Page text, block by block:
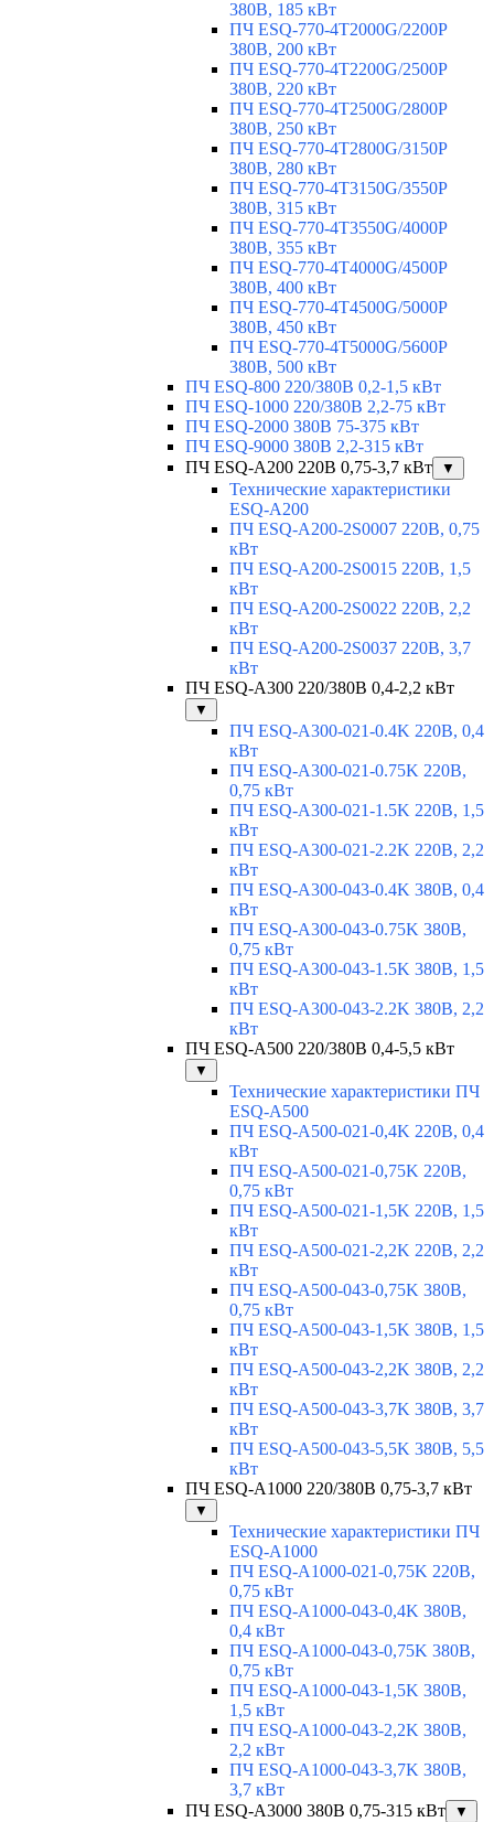
380В, 185 кВт
ПЧ ESQ-770-4T2000G/2200P
380В, 200 кВт
ПЧ ESQ-770-4T2200G/2500P
380В, 220 кВт
ПЧ ESQ-770-4T2500G/2800P
380В, 250 кВт
ПЧ ESQ-770-4T2800G/3150P
380В, 280 кВт
ПЧ ESQ-770-4T3150G/3550P
380В, 315 кВт
ПЧ ESQ-770-4T3550G/4000P
380В, 355 кВт
ПЧ ESQ-770-4T4000G/4500P
380В, 400 кВт
ПЧ ESQ-770-4T4500G/5000P
380В, 450 кВт
ПЧ ESQ-770-4T5000G/5600P
380В, 500 кВт
ПЧ ESQ-800 220/380В 0,2-1,5 кВт
ПЧ ESQ-1000 220/380В 2,2-75 кВт
ПЧ ESQ-2000 380В 75-375 кВт
ПЧ ESQ-9000 380В 2,2-315 кВт
ПЧ ESQ-A200 220В 0,75-3,7 кВт
▼
Технические характеристики
ESQ-A200
ПЧ ESQ-A200-2S0007 220В, 0,75
кВт
ПЧ ESQ-A200-2S0015 220В, 1,5
кВт
ПЧ ESQ-A200-2S0022 220В, 2,2
кВт
ПЧ ESQ-A200-2S0037 220В, 3,7
кВт
ПЧ ESQ-A300 220/380В 0,4-2,2 кВт
▼
ПЧ ESQ-A300-021-0.4K 220В, 0,4
кВт
ПЧ ESQ-A300-021-0.75K 220В,
0,75 кВт
ПЧ ESQ-A300-021-1.5K 220В, 1,5
кВт
ПЧ ESQ-A300-021-2.2K 220В, 2,2
кВт
ПЧ ESQ-A300-043-0.4K 380В, 0,4
кВт
ПЧ ESQ-A300-043-0.75K 380В,
0,75 кВт
ПЧ ESQ-A300-043-1.5K 380В, 1,5
кВт
ПЧ ESQ-A300-043-2.2K 380В, 2,2
кВт
ПЧ ESQ-A500 220/380В 0,4-5,5 кВт
▼
Технические характеристики ПЧ
ESQ-A500
ПЧ ESQ-A500-021-0,4K 220В, 0,4
кВт
ПЧ ESQ-A500-021-0,75K 220В,
0,75 кВт
ПЧ ESQ-A500-021-1,5K 220В, 1,5
кВт
ПЧ ESQ-A500-021-2,2K 220В, 2,2
кВт
ПЧ ESQ-A500-043-0,75K 380В,
0,75 кВт
ПЧ ESQ-A500-043-1,5K 380В, 1,5
кВт
ПЧ ESQ-A500-043-2,2K 380В, 2,2
кВт
ПЧ ESQ-A500-043-3,7K 380В, 3,7
кВт
ПЧ ESQ-A500-043-5,5K 380В, 5,5
кВт
ПЧ ESQ-A1000 220/380В 0,75-3,7 кВт
▼
Технические характеристики ПЧ
ESQ-A1000
ПЧ ESQ-A1000-021-0,75K 220В,
0,75 кВт
ПЧ ESQ-A1000-043-0,4K 380В,
0,4 кВт
ПЧ ESQ-A1000-043-0,75K 380В,
0,75 кВт
ПЧ ESQ-A1000-043-1,5K 380В,
1,5 кВт
ПЧ ESQ-A1000-043-2,2K 380В,
2,2 кВт
ПЧ ESQ-A1000-043-3,7K 380В,
3,7 кВт
ПЧ ESQ-A3000 380В 0,75-315 кВт
▼